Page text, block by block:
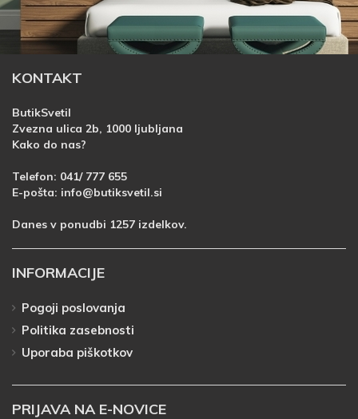
KONTAKT
ButikSvetil
Zvezna ulica 2b, 1000 ljubljana
Kako do nas?
Telefon: 041/ 777 655
E-pošta: info@butiksvetil.si
Danes v ponudbi 1257 izdelkov.
INFORMACIJE
Pogoji poslovanja
Politika zasebnosti
Uporaba piškotkov
PRIJAVA NA E-NOVICE